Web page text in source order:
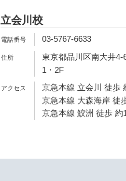
立会川校
03-5767-6633
東京都品川区南大井
1・2F
京急本線 立会川 徒歩
京急本線 大森海岸 徒
京急本線 鮫洲 徒歩 約